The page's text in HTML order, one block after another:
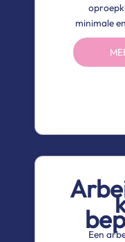
minimale
Een